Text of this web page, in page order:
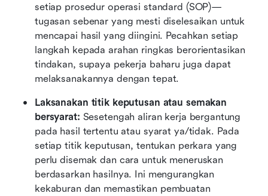
setiap prosedur operasi standard (SOP)—
tugasan sebenar yang mesti diselesaikan untuk
mencapai hasil yang diingini. Pecahkan setiap
langkah kepada arahan ringkas berorientasikan
tindakan, supaya pekerja baharu juga dapat
melaksanakannya dengan tepat.
Laksanakan titik keputusan atau semakan
bersyarat: Sesetengah aliran kerja bergantung
pada hasil tertentu atau syarat ya/tidak. Pada
setiap titik keputusan, tentukan perkara yang
perlu disemak dan cara untuk meneruskan
berdasarkan hasilnya. Ini mengurangkan
kekaburan dan memastikan pembuatan